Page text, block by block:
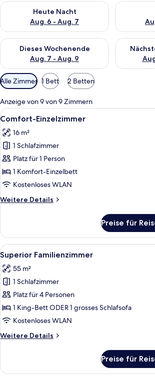
Heute Nacht
Aug. 6 - Aug. 7
Überprüfe die Verfügbarkeit für heute
Überprüfe
Dieses Wochenende
Aug. 7 - Aug. 9
Überprüfe die Verfügbarkeit für dieses
Überprüfe
Verfügbare
Filter
für
Zimmer
Alle Zimmer 1 Bett 2 Betten
Anzeige von 9 von 9 Zimmern
Alle
Fotos
für
Comfort-
Einzelzimmer
anzeigen
Ein
11
Comfort-Einzelzimmer
16 m²
1 Schlafzimmer
Platz für 1 Person
1 Komfort-Einzelbett
Kostenloses WLAN
Weitere Details
Weitere
Einzelzimmer
Preise für
Alle
Fotos
für
Superior
Familienzimmer
anzeigen
Ein
28
Superior Familienzimmer
55 m²
1 Schlafzimmer
Platz für 4 Personen
1 King-Bett ODER 1 grosses Schlafsofa
Kostenloses WLAN
Weitere Details
Weitere
Familienzimmer
Preise für